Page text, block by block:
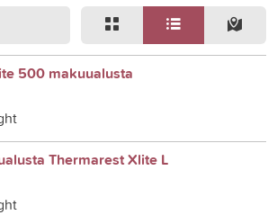
500 makuualusta
Thermarest Xlite L